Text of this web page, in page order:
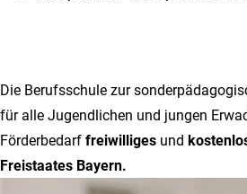
Die Berufsschule zur
für alle Jugendlichen und jungen
Förderbedarf freiwilliges und
Freistaates Bayern.